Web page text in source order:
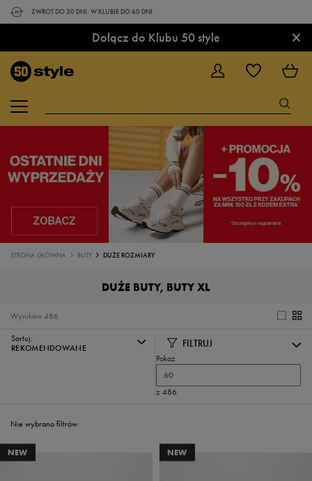
ZWROT DO 30 DNI. W KLUBIE DO 60 DNI.
Dołącz do Klubu 50 style ×
STRONA GŁÓWNA BUTY DUŻE ROZMIARY
DUŻE BUTY, BUTY XL
486
Wyników
Sortuj:
REKOMENDOWANE
FILTRUJ
Pokaż
60
z 486
Nie wybrano filtrów
NEW NEW